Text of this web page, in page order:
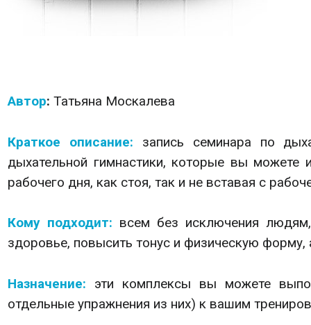
Автор: Татьяна Москалева
Краткое описание: запись
семинара по
дыхательной гимнастики, которые вы
рабочего дня, как стоя, так и не вставая с
Кому подходит: всем без исключения
здоровье, повысить тонус и физическую форму,
Назначение:
эти комплексы вы можете
отдельные упражнения из них) к вашим